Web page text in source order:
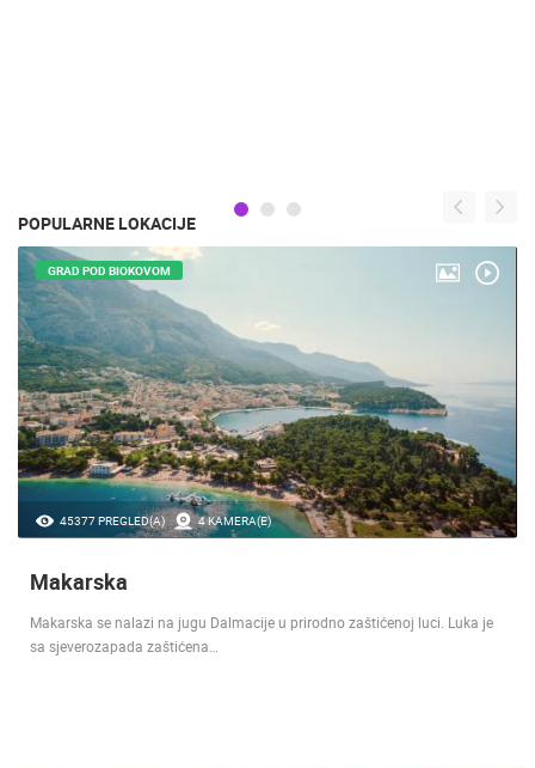
POPULARNE LOKACIJE
45377 PREGLED(A) 4 KAMERA(E)
GRAD POD BIOKOVOM
Makarska
Makarska se nalazi na jugu Dalmacije u prirodno zaštićenoj luci. Luka je
sa sjeverozapada zaštićena…